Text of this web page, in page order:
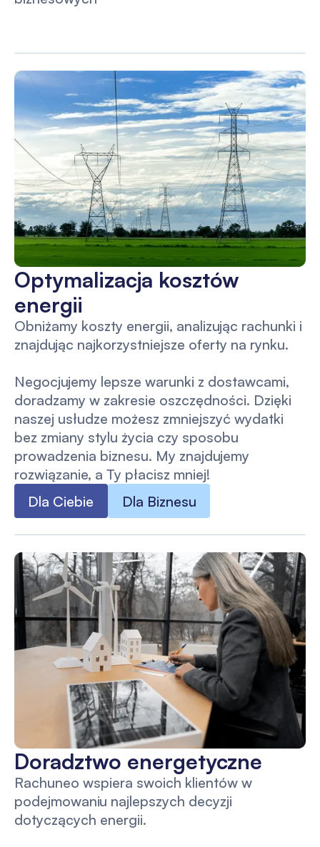
Optymalizacja kosztów
energii
Obniżamy koszty energii, analizując rachunki i
znajdując najkorzystniejsze oferty na rynku.
Negocjujemy lepsze warunki z dostawcami,
doradzamy w zakresie oszczędności. Dzięki
naszej usłudze możesz zmniejszyć wydatki
bez zmiany stylu życia czy sposobu
prowadzenia biznesu. My znajdujemy
rozwiązanie, a Ty płacisz mniej!
Dla Ciebie
Dla Biznesu
Doradztwo energetyczne
Rachuneo wspiera swoich klientów w
podejmowaniu najlepszych decyzji
dotyczących energii.